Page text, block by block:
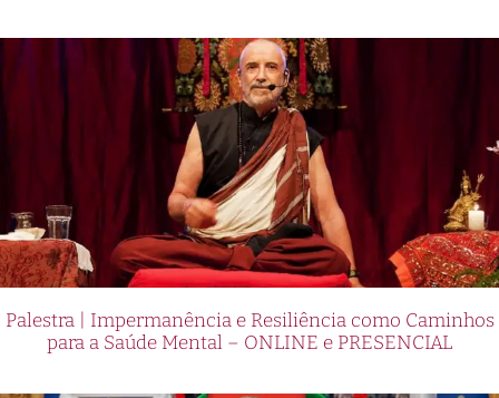
Palestra | Impermanência e Resiliência como Caminhos
para a Saúde Mental – ONLINE e PRESENCIAL